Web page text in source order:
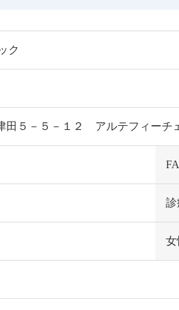
ク
田５－５－１２ アルテフィーチ
診
女